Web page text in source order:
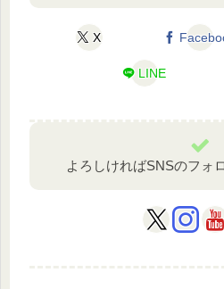
X
LINE
よろしければSNSのフォ